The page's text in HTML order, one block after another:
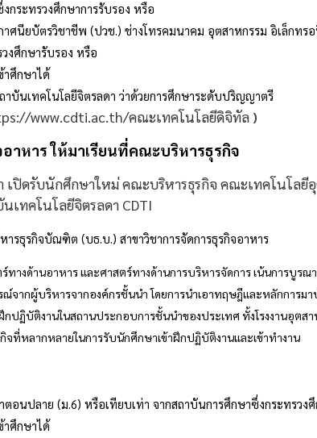
กระทรวงศึกษาการรับรอง หรือ
าศนียบัตรวิชาชีพ (ปวช.) ช่างโทรคมนาคม อุตสาหกรรม อิเล็กท
งศึกษารับรอง หรือ
ศึกษาได้
บันเทคโนโลยีจิตรลดา ว่าด้วยการศึกษาระดับปริญญาตรี
www.cdti.ac.th/คณะเทคโนโลยีดิจิทัล )
าหาร ให้มาเรียนที่คณะบริหารธุรกิจ
ารธุรกิจบัณฑิต (บธ.บ.) สาขาวิชาการจัดการธุรกิจอาหาร
างด้านอาหาร และศาสตร์ทางด้านการบริหารจัดการ เน้นการบูรณ
ณ์จากผู้บริหารจากองค์กรชั้นนำ โดยการนำเอาทฤษฎีและหลักการ
กปฏิบัติงานในสถานประกอบการชั้นนำของประเทศ ทั้งโรงงานอุตส
ที่หลากหลายในการรับนักศึกษาเข้าฝึกปฏิบัติงานและเข้าทำงาน
ตอนปลาย (ม.6) หรือเทียบเท่า จากสถาบันการศึกษาซึ่งกระทรวง
ศึกษาได้